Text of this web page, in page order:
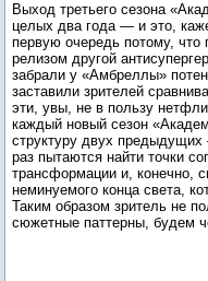
Выход третьего сезона
целых два года — и это,
первую очередь потому, что
релизом другой
забрали у «Амбреллы»
заставили зрителей
эти, увы, не в пользу
каждый новый сезон
структуру двух
раз пытаются найти точки
трансформации и, конечно,
неминуемого конца света,
Таким образом зритель не
сюжетные паттерны, будем